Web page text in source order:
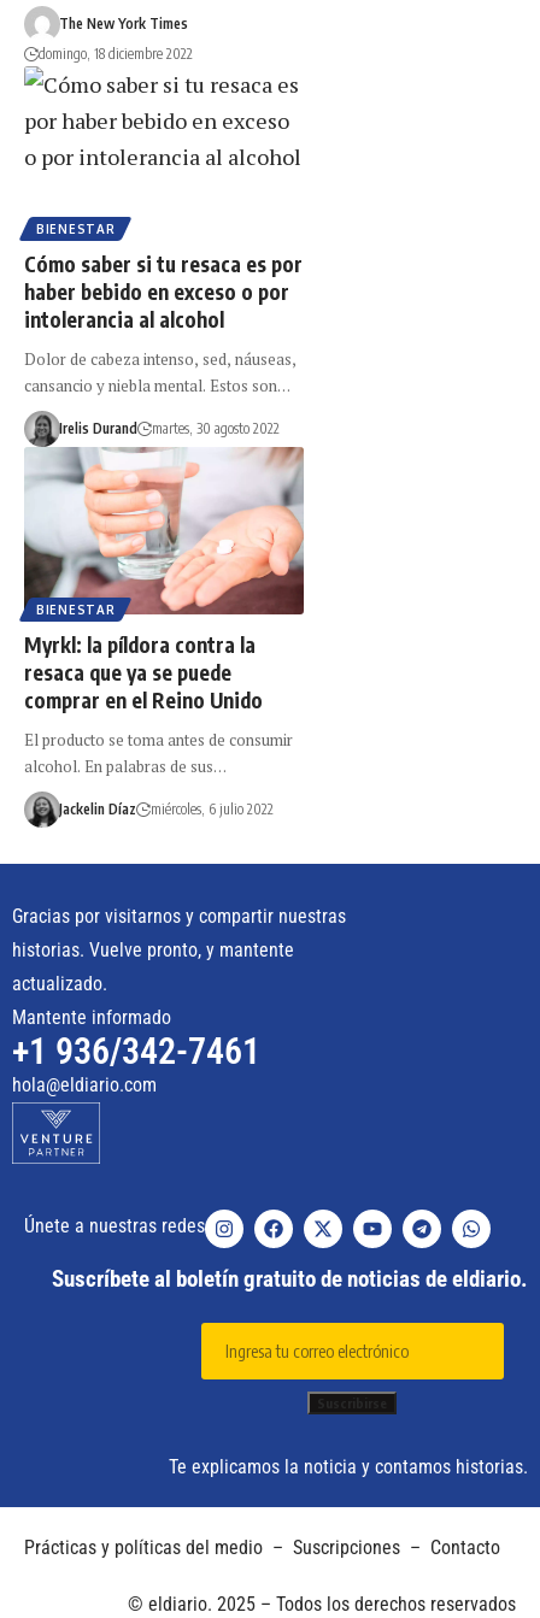
The New York Times
domingo, 18 diciembre 2022
BIENESTAR
Cómo saber si tu resaca es por
haber bebido en exceso o por
intolerancia al alcohol
Dolor de cabeza intenso, sed, náuseas,
cansancio y niebla mental. Estos son…
Irelis Durand martes, 30 agosto 2022
BIENESTAR
Myrkl: la píldora contra la
resaca que ya se puede
comprar en el Reino Unido
El producto se toma antes de consumir
alcohol. En palabras de sus…
Jackelin Díaz miércoles, 6 julio 2022
Gracias por visitarnos y compartir nuestras
historias. Vuelve pronto, y mantente
actualizado.
Mantente informado
+1 936/342-7461
hola@eldiario.com
Únete a nuestras redes
Suscríbete al boletín gratuito de noticias de eldiario.
Te explicamos la noticia y contamos historias.
Prácticas y políticas del medio – Suscripciones – Contacto
© eldiario. 2025 – Todos los derechos reservados